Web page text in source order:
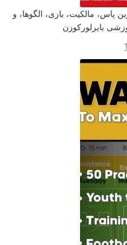
کتاب ژابی آلونسو - 82 تمرین پاس، مالکیت، بازی، الگوها، و
بایرلورکوزن